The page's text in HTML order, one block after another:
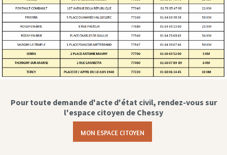
Pour toute demande d'acte d'état civil, rendez-vous sur
l'espace citoyen de Chessy
MON ESPACE CITOYEN